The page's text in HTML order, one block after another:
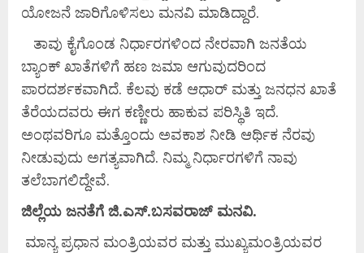
ಯೋಜನೆ ಜಾರಿಗೊಳಿಸಲು ಮನವಿ ಮಾಡಿದ್ದಾರೆ.
ತಾವು ಕೈಗೊಂಡ ನಿರ್ಧಾರಗಳಿಂದ ನೇರವಾಗಿ ಜನತೆಯ
ಬ್ಯಾಂಕ್ ಖಾತೆಗಳಿಗೆ ಹಣ ಜಮಾ ಆಗುವುದರಿಂದ
ಪಾರದರ್ಶಕವಾಗಿದೆ. ಕೆಲವು ಕಡೆ ಆಧಾರ್ ಮತ್ತು ಜನಧನ ಖಾತೆ
ತೆರೆಯದವರು ಈಗ ಕಣ್ಣೀರು ಹಾಕುವ ಪರಿಸ್ಥಿತಿ ಇದೆ.
ಅಂಥವರಿಗೂ ಮತ್ತೊಂದು ಅವಕಾಶ ನೀಡಿ ಆರ್ಥಿಕ ನೆರವು
ನೀಡುವುದು ಅಗತ್ಯವಾಗಿದೆ. ನಿಮ್ಮ ನಿರ್ಧಾರಗಳಿಗೆ ನಾವು
ತಲೆಬಾಗಲಿದ್ದೇವೆ.
ಜಿಲ್ಲೆಯ ಜನತೆಗೆ ಜಿ.ಎಸ್.ಬಸವರಾಜ್ ಮನವಿ.
ಮಾನ್ಯ ಪ್ರಧಾನ ಮಂತ್ರಿಯವರ ಮತ್ತು ಮುಖ್ಯಮಂತ್ರಿಯವರ